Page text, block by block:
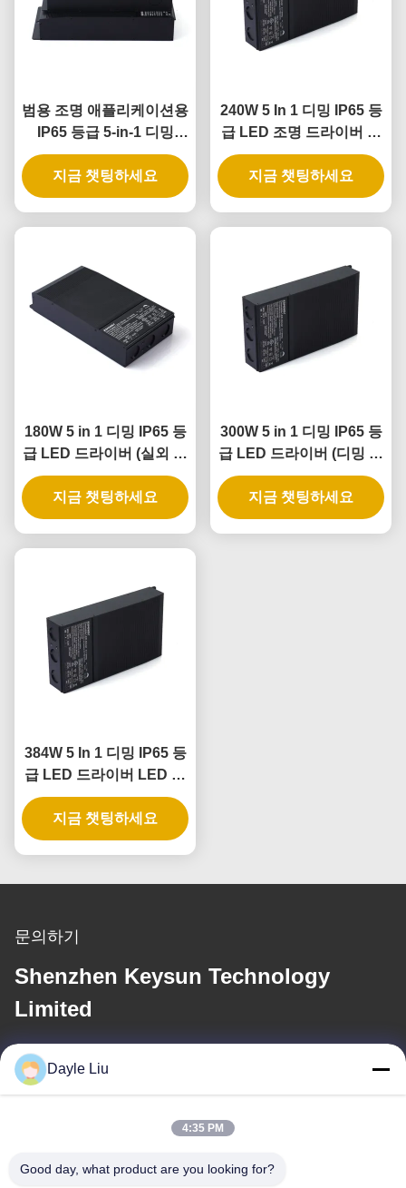
범용 조명 애플리케이션용
IP65 등급 5-in-1 디밍
LED 드라이버, 288W 출
력 전력
지금 챗팅하세요
240W 5 In 1 디밍 IP65 등
급 LED 조명 드라이버 및
디밍 가능한 LED 전원 공
급 장치
지금 챗팅하세요
180W 5 in 1 디밍 IP65 등
급 LED 드라이버 (실외 및
실내 조명 적용 분야)
지금 챗팅하세요
300W 5 in 1 디밍 IP65 등
급 LED 드라이버 (디밍 가
능 전원 공급 장치용)
지금 챗팅하세요
384W 5 In 1 디밍 IP65 등
급 LED 드라이버 LED 스
트립 라이트 및 펜던트
지금 챗팅하세요
문의하기
Shenzhen Keysun Technology
Limited
이메일
power06@szzhpower.com
우리 주소
Dayle Liu
4:35 PM
Good day, what product are you looking for?